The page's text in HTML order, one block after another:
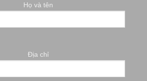
Họ và tên
Địa chỉ